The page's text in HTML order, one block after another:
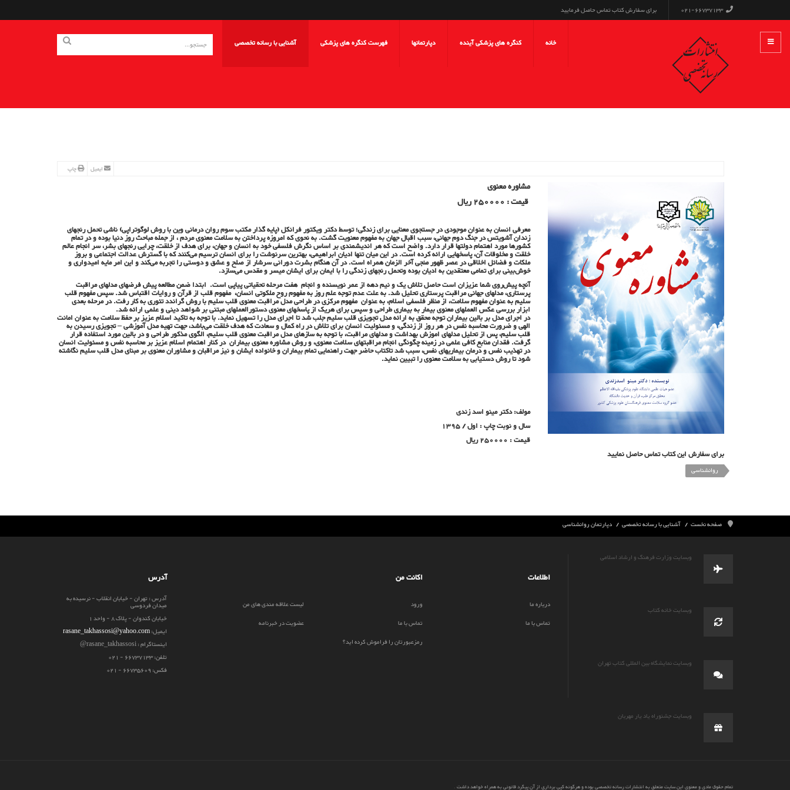
021-66737133 برای سفارش کتاب تماس حاصل فرمایید
خانه کنگره های پزشکی آینده دپارتمانها فهرست کنگره های پزشکی آشنایی با رسانه تخصصی
چاپ ایمیل
مشاوره معنوی
قیمت : 250000 ریال
معرفی انسان به عنوان موجودی در جستجوی معنایی برای زندگی؛ توسط دکتر ویکتور فرانکل (پایه گذار مکتب سوم روان درمانی وین با روش لوگوتراپی) ناشی تحمل رنجهای
زندان آشویتس در جنگ دوم جهانی، سبب اقبال جهان به مفهوم معنویت گشت. به نحوی که امروزه پرداختن به سلامت معنوی مردم ، از جمله مباحث روز دنیا بوده و در تمام
کشورها مورد اهتمام دولتها قرار دارد. واضح است که هر اندیشمندی بر اساس نگرش فلسفی خود به انسان و جهان، برای هدف از خلقت، چرایی رنجهای بشر، سر انجام عالم
خلقت و مخلوقات آن، پاسخهایی ارائه کرده است. در این میان تنها ادیان ابراهیمی، بهترین سرنوشت را برای انسان ترسیم می‌کنند که با گسترش عدالت اجتماعی و بروز
ملکات و فضائل اخلاقی در عصر ظهور منجی آخر الزمان همراه است. در آن هنگام بشرت دورانی سرشار از صلح و عشق و دوستی را تجربه می‌کند و این امر مایه امیدواری و
خوش‌بینی برای تمامی معتقدین به ادیان بوده وتحمل رنجهای زندگی را با ایمان برای ایشان میسر و مقدس می‌سازد.
آنچه پیش‌روی شما عزیزان است حاصل تلاش یک و نیم دهه از عمر نویسنده و انجام هفت مرحله تحقیاتی پیاپی است. ابتدا ضمن مطالعه پیش فرضهای مدلهای مراقبت
پرستاری، مدلهای جهانی مراقبت پرستاری تحلیل شد. به علت عدم توجه علم روز به مفهوم روح ملکوتی انسان، مفهوم قلب از قرآن و روایات اقتباس شد. سپس مفهوم قلب
سلیم به عنوان مفهوم سلامت، از منظر فلسفی اسلام، به عنوان مفهوم مرکزی در طراحی مدل مراقبت معنوی قلب سلیم با روش گراندد تئوری به کار رفت. در مرحله بعدی
ابزار بررسی عکس العملهای معنوی بیمار به بیماری طراحی و سپس برای هریک از پاسخهای معنوی دستورالعملهای مبتنی بر شواهد دینی و علمی ارائه شد.
در اجرای مدل بر بالین بیماران توجه محقق به ارائه مدل تجویزی قلب سلیم جلب شد تا اجرای مدل را تسهیل نماید. با توجه به تاکید اسلام عزیز بر حفظ سلامت به عنوان امانت
الهی و ضرورت محاسبه نفس در هر روز از زندگی، و مسئولیت انسان برای تلاش در راه کمال و سعادت که هدف خلقت می‌باشد، جهت تهیه مدل آموزشی – تجویزی رسیدن به
قلب سلیم، پس از تحلیل مدلهای اموزش بهداشت و مدلهای مراقبت، با توجه به سازهای مدل مراقبت معنوی قلب سلیم، الگوی مذکور طراحی و در بالین مورد استفاده قرار
گرفت. فقدان منابع کافی علمی در زمینه چگونگی انجام مراقبتهای سلامت معنوی، و روش مشاوره معنوی بیماران در کنار اهتمام اسلام عزیز بر محاسبه نفس و مسئولیت انسان
در تهذیب نفس و درمان بیماریهای نفس، سبب شد تاکتاب حاضر جهت راهنمایی تمام بیماران و خانواده ایشان و نیز مراقبان و مشاوران معنوی بر مبنای مدل قلب سلیم نگاشته
شود تا روش دستیابی به سلامت معنوی را تبیین نماید.
مولف: دکتر مینو اسد زندی
سال و نوبت چاپ : اول / 1395
قیمت : 250000 ریال
برای سفارش این کتاب تماس حاصل نمایید
روانشناسی
صفحه نخست آشنایی با رسانه تخصصی دپارتمان روانشناسی
وبسایت وزارت فرهنگ و ارشاد اسلامی
وبسایت خانه کتاب
وبسایت نمایشگاه بین المللی کتاب تهران
وبسایت جشنوراه یاد یار مهربان
اطلاعات
درباره ما
تماس با ما
اکانت من
ورود
لیست علاقه مندی های من
تماس با ما
عضویت در خبرنامه
رمزعبورتان را فراموش کرده اید؟
آدرس
آدرس : تهران - خیابان انقلاب - نرسیده به
میدان فردوسی
خیابان کندوان - پلاک 8 - واحد 1
ایمیل:rasane_takhassosi@yahoo.com
اینستاگرام : rasane_takhassosi@
تلفن: 66737133 - 021
فکس: 66735609 - 021
تمام حقوق مادی و معنوی این سایت متعلق به انتشارات رسانه تخصصی بوده و هرگونه کپی برداری از آن پیگرد قانونی به همراه خواهد داشت.